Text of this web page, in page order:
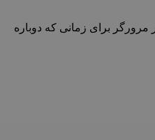
مرورگر برای زمانی که دوباره